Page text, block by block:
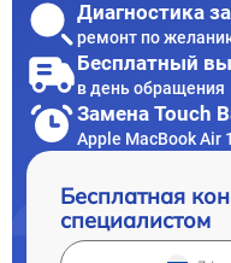
Диагностика
ремонт по
Бесплатный
в день обращения
Замена Touch
Apple MacBook Air
Бесплатная
специалистом